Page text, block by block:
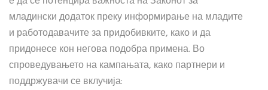
младински додаток преку информирање на младите
и работодавачите за придобивките, како и да
придонесе кон негова подобра примена. Во
спроведувањето на кампањата, како партнери и
поддржувачи се вклучија: